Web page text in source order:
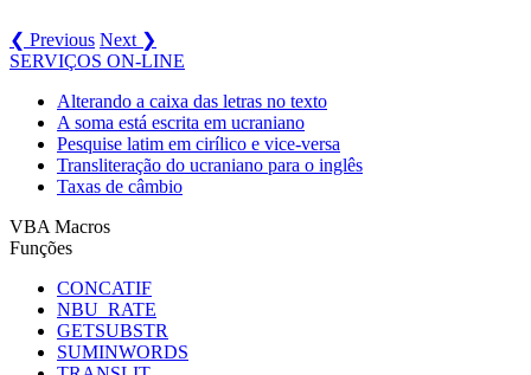
❮ Previous Next ❯
SERVIÇOS ON-LINE
Alterando a caixa das letras no texto
A soma está escrita em ucraniano
Pesquise latim em cirílico e vice-versa
Transliteração do ucraniano para o inglês
Taxas de câmbio
VBA Macros
Funções
CONCATIF
NBU_RATE
GETSUBSTR
SUMINWORDS